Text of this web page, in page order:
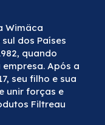
Wimäca
dos Países
quando
Após a
seu filho e sua
unir forças e
Filtreau